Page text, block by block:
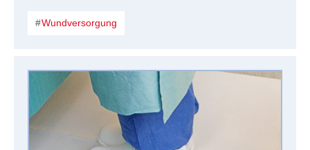
Wundversorgung